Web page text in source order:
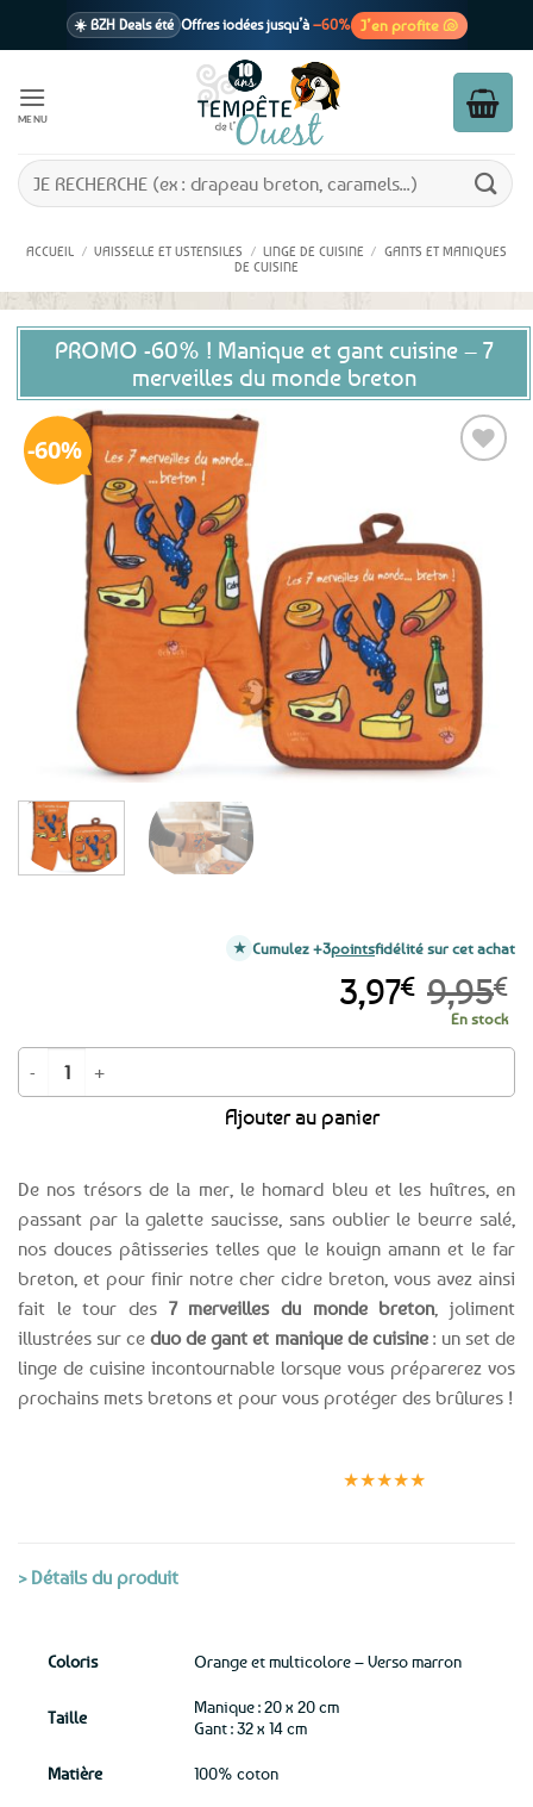
☀️ BZH Deals été Offres iodées jusqu’à –60% J’en profite 🐚
1 cadeau offertdès 39€ d’achats
En point relais dès 3,95€ seulement
MENU
Recherche
pour :
ACCUEIL / VAISSELLE ET USTENSILES / LINGE DE CUISINE / GANTS ET MANIQUES
DE CUISINE
PROMO -60% ! Manique et gant cuisine – 7
merveilles du monde breton
aux
favoris
60%
De nos trésors de la mer, le homard bleu et les huîtres, en
passant par la galette saucisse, sans oublier le beurre salé,
nos douces pâtisseries telles que le kouign amann et le far
breton, et pour finir notre cher cidre breton, vous avez ainsi
fait le tour des 7 merveilles du monde breton , joliment
illustrées sur ce duo de gant et manique de cuisine: un set de
linge de cuisine incontournable lorsque vous préparerez vos
prochains mets bretons et pour vous protéger des brûlures !
9,95€
Le
prix
initial
était :
9,95€.
3,97€Le
prix
actuel
est :
En stock
quantité de PROMO -60% ! Manique et gant cuisine - 7 merveilles du
Ajouter au panier
Cumulez +3pointsfidélité sur cet achat
★★★★★
> Détails du produit
Coloris Orange et multicolore – Verso marron
Taille
Manique : 20 x 20 cm
Gant : 32 x 14 cm
Matière 100% coton